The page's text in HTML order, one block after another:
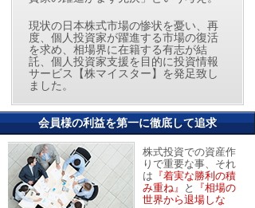
現状の日本株式市場の惨状を憂い、再
度、個人投資家が躍進する市場の復活
を求め、相場界に在籍する有志が結
託、個人投資家支援を目的に投資情報
サービス【株マイスター】を発足致し
ました。
会員様の利益を第一に徹底して追求
株式投資での資産作
りで重要な事、それ
は 『着実な勝利の積
み重ね』
と
『相場の
世界から退場しな